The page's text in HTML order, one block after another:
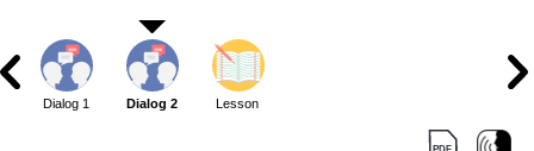
Dialog 1 Dialog 2 Lesson